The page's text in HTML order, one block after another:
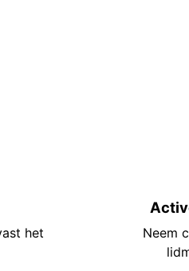
het
Neem